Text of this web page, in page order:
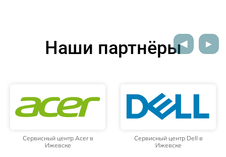
Наши партнёры
Сервисный центр Acer в
Ижевске
Сервисный центр Dell в
Ижевске